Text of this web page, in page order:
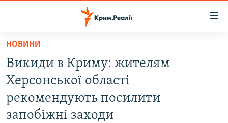
Перейти
основного
матеріалу
Перейти
до
основної
ВОДА.КРИМ
ВІДЕО ТА ФОТО
ПОЛІТИКА
НОВИНИ
Викиди в Криму: жителям
Херсонської області
рекомендують посилити
запобіжні заходи